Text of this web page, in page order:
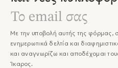
Με την υποβολή αυτής της
ενημερωτικά δελτία και
και αναγνωρίζω και αποδέχομαι
Ίκαρος.